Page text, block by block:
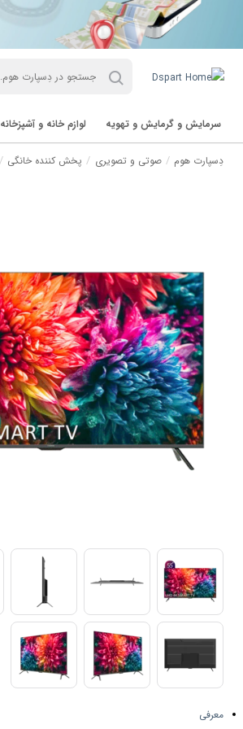
سرمایش و گرمایش و تهویه لوازم خانه و آشپزخانه
دِسپارت هوم صوتی و تصویری پخش کننده خانگی
معرفی